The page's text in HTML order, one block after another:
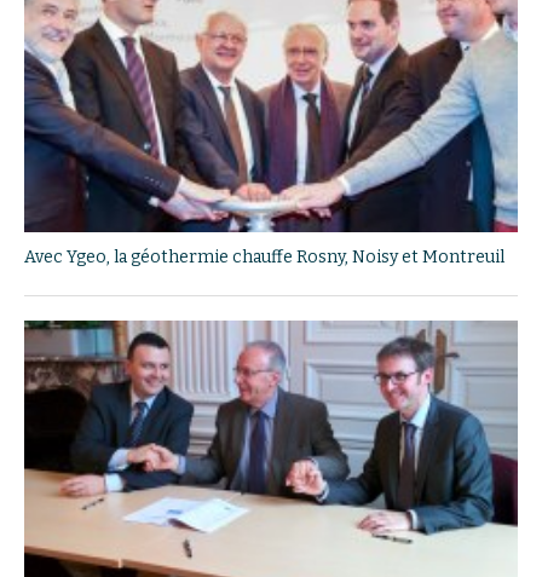
Avec Ygeo, la géothermie chauffe Rosny, Noisy et Montreuil